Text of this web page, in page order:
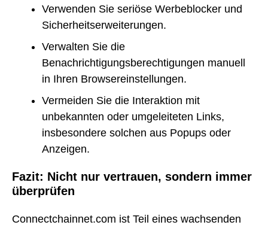
Verwenden Sie seriöse Werbeblocker und
Sicherheitserweiterungen.
Verwalten Sie die
Benachrichtigungsberechtigungen manuell
in Ihren Browsereinstellungen.
Vermeiden Sie die Interaktion mit
unbekannten oder umgeleiteten Links,
insbesondere solchen aus Popups oder
Anzeigen.
Fazit: Nicht nur vertrauen, sondern immer
überprüfen
Connectchainnet.com ist Teil eines wachsenden